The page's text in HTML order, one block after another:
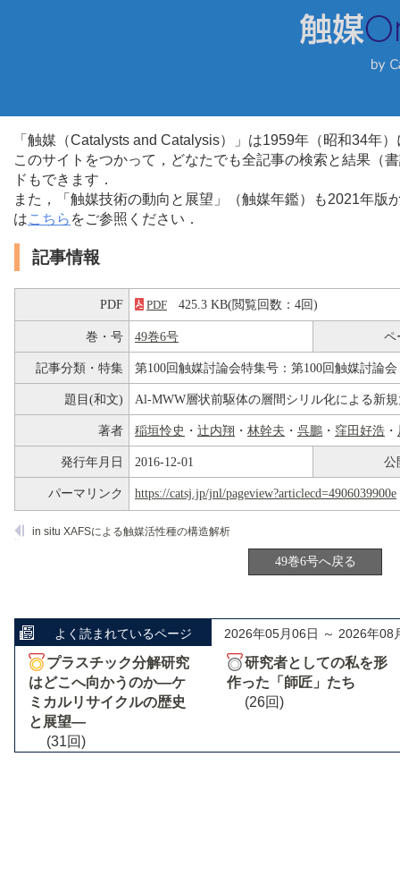
「触媒（Catalysts and Catalysis）」は1959年（昭和34年
このサイトをつかって，どなたでも全記事の検索と結果（
ドもできます．
また，「触媒技術の動向と展望」（触媒年鑑）も2021年
はこちら をご参照ください．
記事情報
PDF PDF 425.3 KB(閲覧回数：4回)
巻・号 49巻6号 ペ
記事分類・特集 第100回触媒討論会特集号：第100回触媒討論会
題目(和文) Al-MWW層状前駆体の層間シリル化による新
著者 稲垣怜史 ・ 辻内翔 ・ 林幹夫 ・ 呉鵬 ・ 窪田好浩 ・
発行年月日 2016-12-01 公
パーマリンク https://catsj.jp/jnl/pageview?articlecd=4906039900e
in situ XAFSによる触媒活性種の構造解析
49巻6号へ戻る
よく読まれているページ 2026年05月06日 ～ 2026年08
プラスチック分解研究
はどこへ向かうのか―ケ
ミカルリサイクルの歴史
と展望―
(31回)
研究者としての私を形
作った「師匠」たち
(26回)